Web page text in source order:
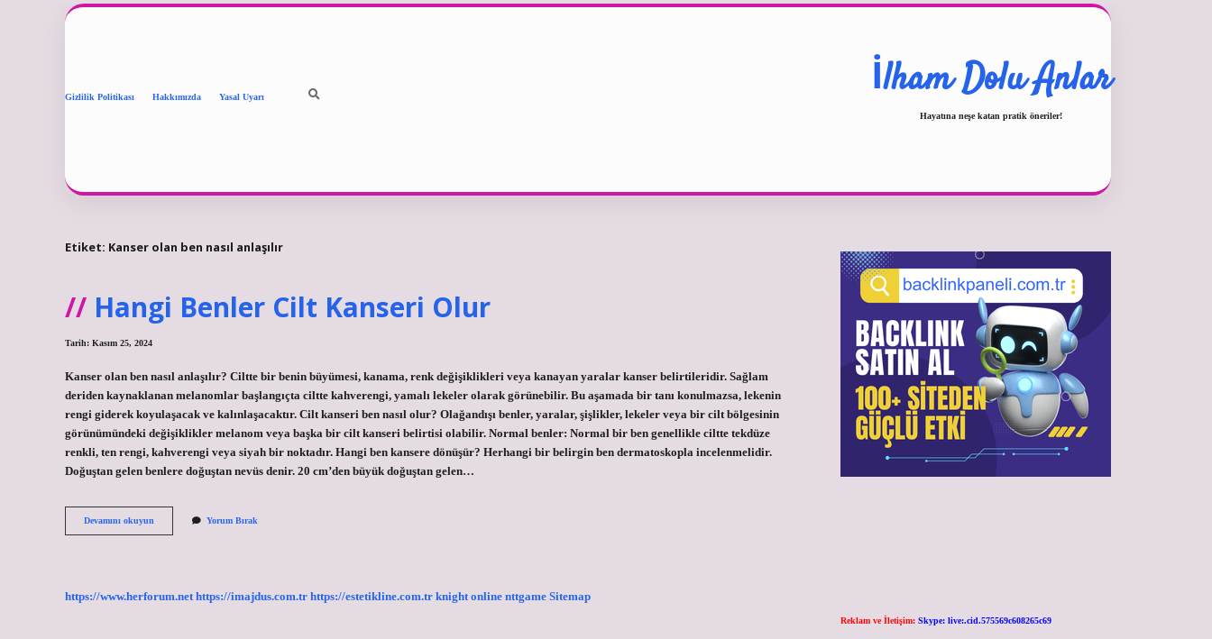
Gizlilik Politikası Hakkımızda Yasal Uyarı İlham Dolu Anlar
Hayatına neşe katan pratik öneriler!
Etiket: Kanser olan ben nasıl anlaşılır
Hangi Benler Cilt Kanseri Olur
Tarih: Kasım 25, 2024
Kanser olan ben nasıl anlaşılır? Ciltte bir benin büyümesi, kanama, renk değişiklikleri veya kanayan yaralar kanser belirtileridir. Sağlam
deriden kaynaklanan melanomlar başlangıçta ciltte kahverengi, yamalı lekeler olarak görünebilir. Bu aşamada bir tanı konulmazsa, lekenin
rengi giderek koyulaşacak ve kalınlaşacaktır. Cilt kanseri ben nasıl olur? Olağandışı benler, yaralar, şişlikler, lekeler veya bir cilt bölgesinin
görünümündeki değişiklikler melanom veya başka bir cilt kanseri belirtisi olabilir. Normal benler: Normal bir ben genellikle ciltte tekdüze
renkli, ten rengi, kahverengi veya siyah bir noktadır. Hangi ben kansere dönüşür? Herhangi bir belirgin ben dermatoskopla incelenmelidir.
Doğuştan gelen benlere doğuştan nevüs denir. 20 cm’den büyük doğuştan gelen…
Devamını okuyun
Benler
Yorum Bırak
https://www.herforum.net https://imajdus.com.tr https://estetikline.com.tr knight online nttgame Sitemap
Reklam ve İletişim: Skype: live:.cid.575569c608265c69